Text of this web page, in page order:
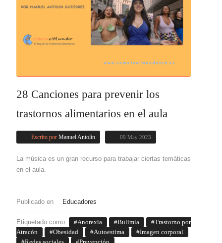
28 Canciones para prevenir los
trastornos alimentarios en el aula
Escrito por Manuel Antolín 09 May 2023
La música es un gran recurso para trabajar ciertas temáticas
en el aula.
Publicado en Educadores
Etiquetado como Anorexia Bulimia
Trastorno por
Atracón
Obesidad Autoestima
Imagen corporal